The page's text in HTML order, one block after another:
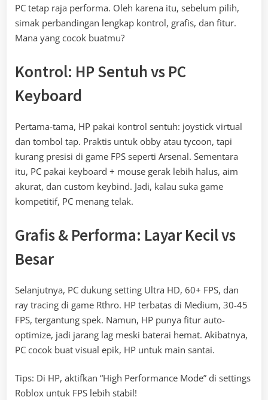
PC tetap raja performa. Oleh karena itu, sebelum pilih,
simak perbandingan lengkap kontrol, grafis, dan fitur.
Mana yang cocok buatmu?
Kontrol: HP Sentuh vs PC
Keyboard
Pertama-tama, HP pakai kontrol sentuh: joystick virtual
dan tombol tap. Praktis untuk obby atau tycoon, tapi
kurang presisi di game FPS seperti Arsenal. Sementara
itu, PC pakai keyboard + mouse gerak lebih halus, aim
akurat, dan custom keybind. Jadi, kalau suka game
kompetitif, PC menang telak.
Grafis & Performa: Layar Kecil vs
Besar
Selanjutnya, PC dukung setting Ultra HD, 60+ FPS, dan
ray tracing di game Rthro. HP terbatas di Medium, 30-45
FPS, tergantung spek. Namun, HP punya fitur auto-
optimize, jadi jarang lag meski baterai hemat. Akibatnya,
PC cocok buat visual epik, HP untuk main santai.
Tips: Di HP, aktifkan “High Performance Mode” di settings
Roblox untuk FPS lebih stabil!